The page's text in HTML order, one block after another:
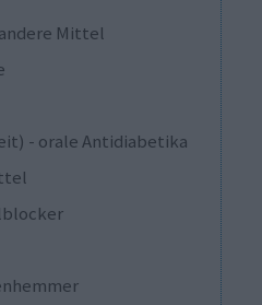
Mittel
- orale Antidiabetika